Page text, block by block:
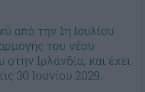
από την 1η Ιουλίου
του νέου
στην Ιρλανδία, και έχει
30 Ιουνίου 2029.